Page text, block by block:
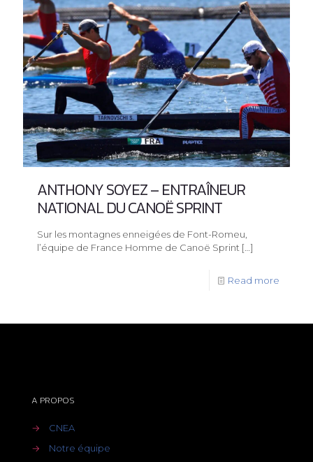
ANTHONY SOYEZ – ENTRAÎNEUR
NATIONAL DU CANOË SPRINT
Sur les montagnes enneigées de Font-Romeu,
l’équipe de France Homme de Canoë Sprint […]
Read more
A PROPOS
→
CNEA
→
Notre équipe